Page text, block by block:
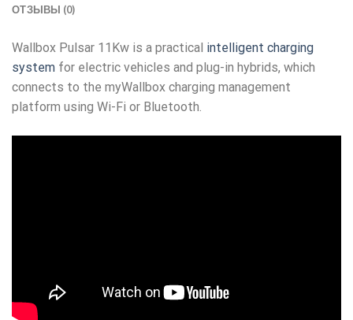
ОТЗЫВЫ (0)
Wallbox Pulsar 11Kw is a practical intelligent charging
system for electric vehicles and plug-in hybrids, which
connects to the myWallbox charging management
platform using Wi-Fi or Bluetooth.